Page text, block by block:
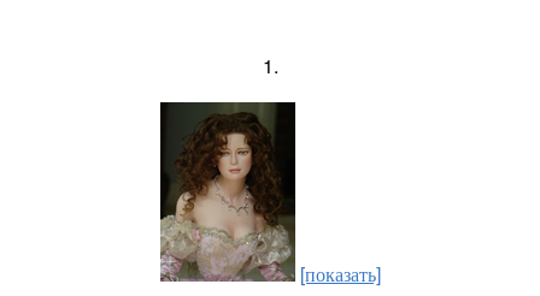
1.
[показать]